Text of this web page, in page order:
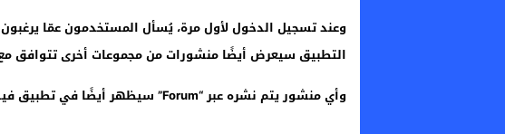
وعند تسجيل الدخول لأول مرة، يُسأل المستخدمون عمّا
التطبيق سيعرض أيضًا منشورات من مجموعات أخرى تتوافق
وأي منشور يتم نشره عبر “Forum” سيظهر أيضًا في تطبيق فيسبوك الرئيسي، والعكس صحيح.